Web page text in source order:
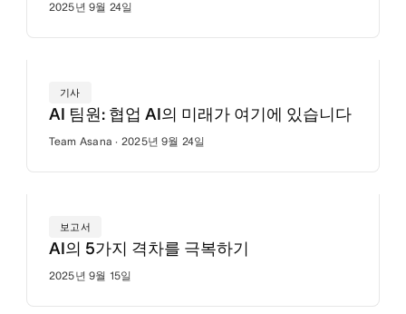
2025년 9월 24일
기사
AI 팀원: 협업 AI의 미래가 여기에 있습니다
Team Asana · 2025년 9월 24일
보고서
AI의 5가지 격차를 극복하기
2025년 9월 15일